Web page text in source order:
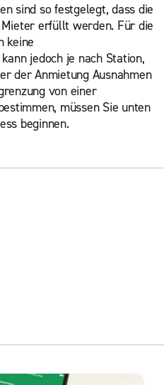
sind so festgelegt, dass die
erfüllt werden. Für die
keine
jedoch je nach Station,
der Anmietung Ausnahmen
von einer
müssen Sie unten
beginnen.